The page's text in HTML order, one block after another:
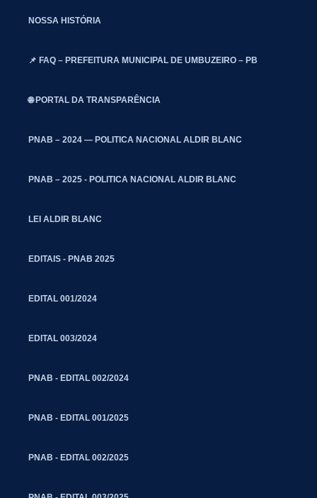
NOSSA HISTÓRIA
📌 FAQ – PREFEITURA MUNICIPAL DE UMBUZEIRO – PB
🌐 PORTAL DA TRANSPARÊNCIA
PNAB – 2024 — POLITICA NACIONAL ALDIR BLANC
PNAB – 2025 - POLITICA NACIONAL ALDIR BLANC
LEI ALDIR BLANC
EDITAIS - PNAB 2025
EDITAL 001/2024
EDITAL 003/2024
PNAB - EDITAL 002/2024
PNAB - EDITAL 001/2025
PNAB - EDITAL 002/2025